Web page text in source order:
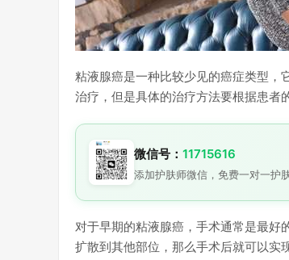
粘液腺癌是一种比较少见的癌症类型，
治疗，但是具体的治疗方法要根据患者
微信号： 11715616
添加护肤师微信，免费一对一护
对于早期的粘液腺癌，手术通常是最好
扩散到其他部位，那么手术后就可以实